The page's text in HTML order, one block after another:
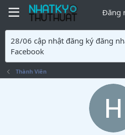
Đăng
28/06 cập nhật đăng ký đăng
Facebook
Thành Viên